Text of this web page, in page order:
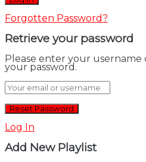
Forgotten Password?
Retrieve your password
Please enter your username
your password.
Log In
Add New Playlist